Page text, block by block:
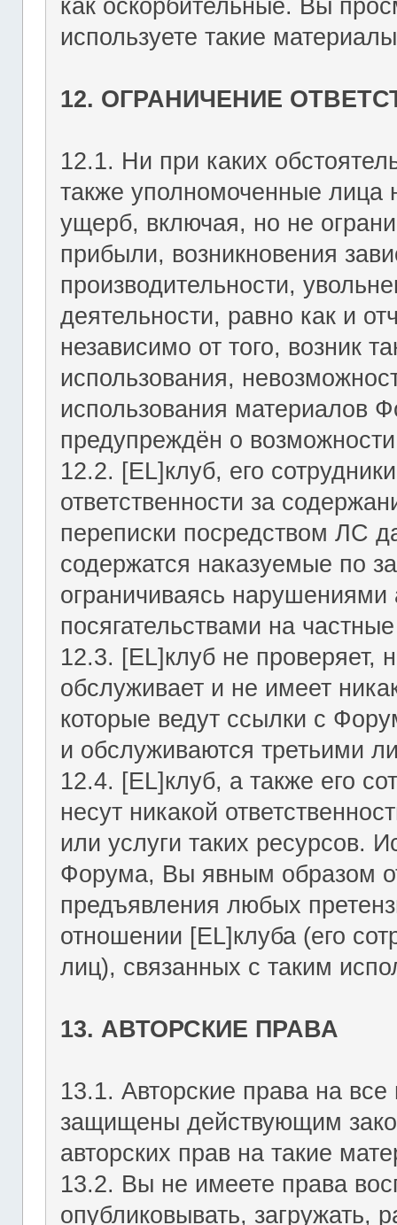
как оскорбительные. Вы
используете такие
12. ОГРАНИЧЕНИЕ
12.1. Ни при каких
также уполномоченные лица
ущерб, включая, но не
прибыли, возникновения
производительности,
деятельности, равно как и
независимо от того, возник
использования,
использования материалов
предупреждён о
12.2. [EL]клуб, его
ответственности за
переписки посредством ЛС
содержатся наказуемые по
ограничиваясь
посягательствами на
12.3. [EL]клуб не проверяет,
обслуживает и не имеет
которые ведут ссылки с
и обслуживаются третьими
12.4. [EL]клуб, а также его
несут никакой
или услуги таких ресурсов.
Форума, Вы явным образом
предъявления любых
отношении [EL]клуба (его
лиц), связанных с таким
13. АВТОРСКИЕ ПРАВА
13.1. Авторские права на
защищены действующим
авторских прав на такие
13.2. Вы не имеете права
опубликовывать, загружать,